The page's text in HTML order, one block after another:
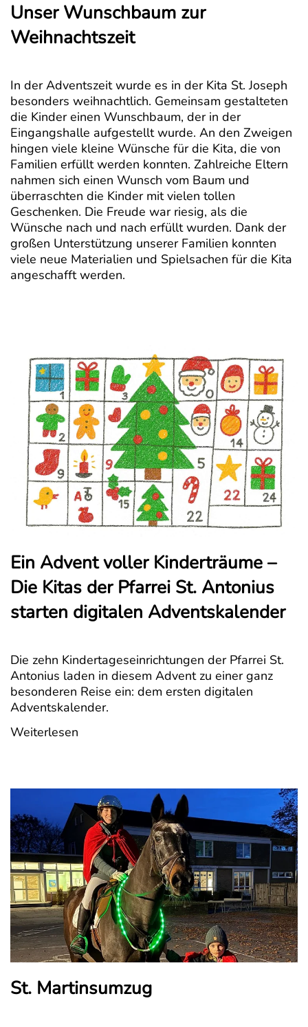
Unser Wunschbaum zur
Weihnachtszeit
In der Adventszeit wurde es in der Kita St. Joseph
besonders weihnachtlich. Gemeinsam gestalteten
die Kinder einen Wunschbaum, der in der
Eingangshalle aufgestellt wurde. An den Zweigen
hingen viele kleine Wünsche für die Kita, die von
Familien erfüllt werden konnten. Zahlreiche Eltern
nahmen sich einen Wunsch vom Baum und
überraschten die Kinder mit vielen tollen
Geschenken. Die Freude war riesig, als die
Wünsche nach und nach erfüllt wurden. Dank der
großen Unterstützung unserer Familien konnten
viele neue Materialien und Spielsachen für die Kita
angeschafft werden.
Ein Advent voller Kinderträume –
Die Kitas der Pfarrei St. Antonius
starten digitalen Adventskalender
Die zehn Kindertageseinrichtungen der Pfarrei St.
Antonius laden in diesem Advent zu einer ganz
besonderen Reise ein: dem ersten digitalen
Adventskalender.
Weiterlesen
St. Martinsumzug